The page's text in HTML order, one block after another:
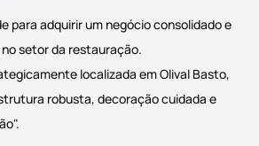
para adquirir um negócio consolidado e
setor da restauração.
localizada em Olival Basto,
robusta, decoração cuidada e